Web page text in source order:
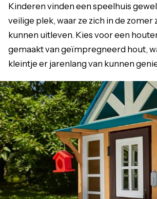
Kinderen vinden een speelhuis
veilige plek, waar ze zich in de zomer
kunnen uitleven. Kies voor een
gemaakt van geïmpregneerd hout,
kleintje er jarenlang van kunnen